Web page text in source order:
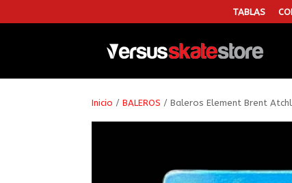
TABLAS
Inicio /BALEROS / Baleros Element Brent